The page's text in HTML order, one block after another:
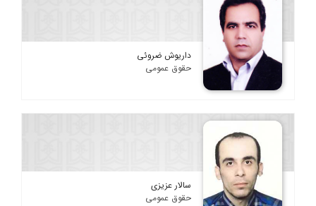
داریوش ضروئی
حقوق عمومی
سالار عزیزی
حقوق عمومی